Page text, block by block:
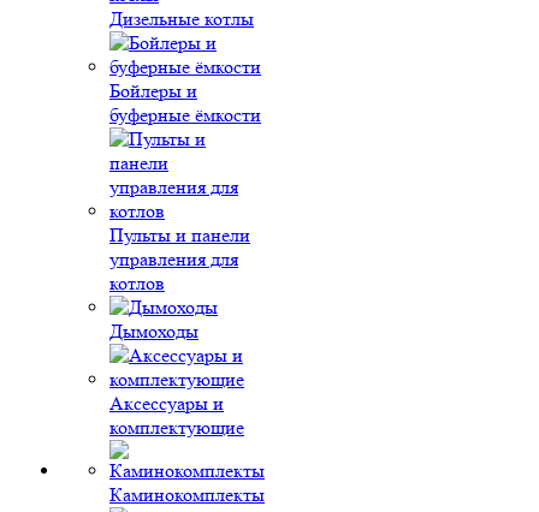
Дизельные котлы
Бойлеры и
буферные ёмкости
Пульты и панели
управления для
котлов
Дымоходы
Аксессуары и
комплектующие
Каминокомплекты